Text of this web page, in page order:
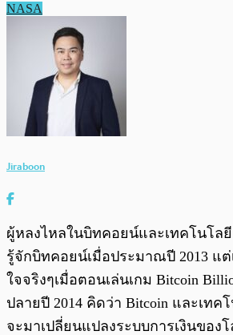
NASA
Jiraboon
ผู้หลงไหลในบิทคอยน์และเทคโนโลยี
รู้จักบิทคอยน์เมื่อประมาณปี 2013 แ
ใจจริงๆเมื่อตอนเล่นเกม Bitcoin
ปลายปี 2014 คิดว่า Bitcoin และเทค
จะมาเปลี่ยนแปลงระบบการเงินของ